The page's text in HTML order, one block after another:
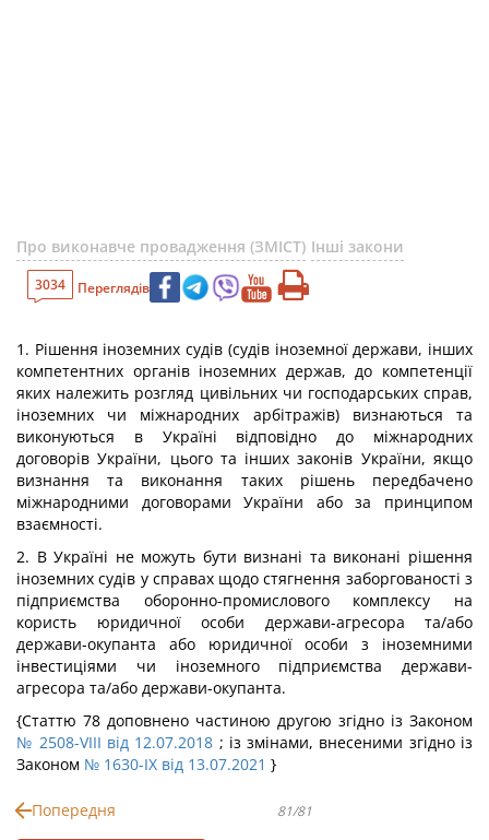
Про виконавче провадження (ЗМІСТ) Інші закони
3034 Переглядів
1. Рішення іноземних судів (судів іноземної держави, інших
компетентних органів іноземних держав, до компетенції
яких належить розгляд цивільних чи господарських справ,
іноземних чи міжнародних арбітражів) визнаються та
виконуються в Україні відповідно до міжнародних
договорів України, цього та інших законів України, якщо
визнання та виконання таких рішень передбачено
міжнародними договорами України або за принципом
взаємності.
2. В Україні не можуть бути визнані та виконані рішення
іноземних судів у справах щодо стягнення заборгованості з
підприємства оборонно-промислового комплексу на
користь юридичної особи держави-агресора та/або
держави-окупанта або юридичної особи з іноземними
інвестиціями чи іноземного підприємства держави-
агресора та/або держави-окупанта.
{Статтю 78 доповнено частиною другою згідно із Законом
№ 2508-VIII від 12.07.2018 ; із змінами, внесеними згідно із
Законом № 1630-IX від 13.07.2021 }
Попередня 81/81